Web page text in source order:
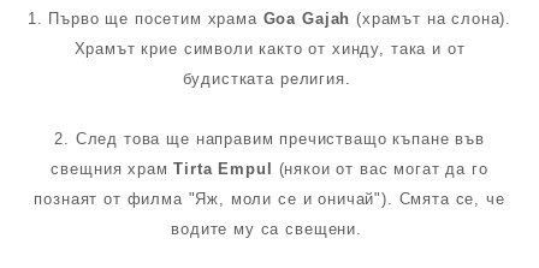
1. Първо ще посетим храма Goa Gajah (храмът на слона).
Храмът крие символи както от хинду, така и от
будистката религия.
2. След това ще направим пречистващо къпане във
свещния храмTirta Empul (някои от вас могат да го
познаят от филма "Яж, моли се и оничай"). Смята се, че
водите му са свещени.